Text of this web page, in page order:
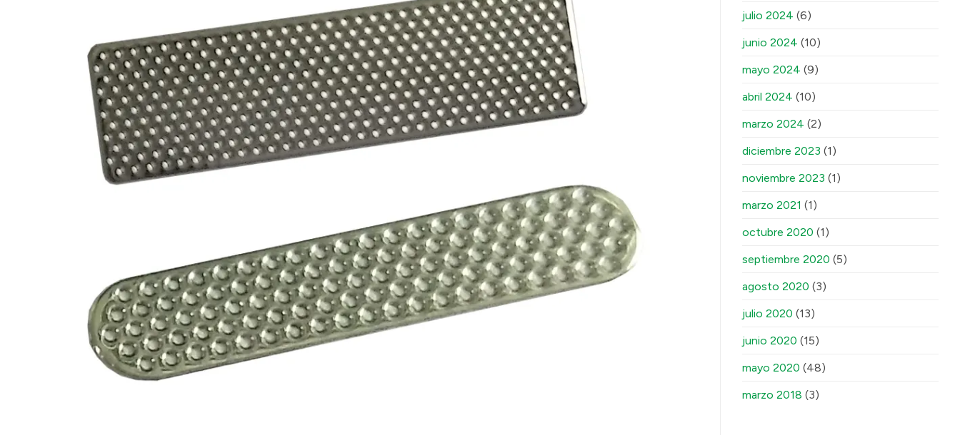
julio 2024 (6)
junio 2024 (10)
mayo 2024 (9)
abril 2024 (10)
marzo 2024 (2)
diciembre 2023 (1)
noviembre 2023 (1)
marzo 2021 (1)
octubre 2020 (1)
septiembre 2020 (5)
agosto 2020 (3)
julio 2020 (13)
junio 2020 (15)
mayo 2020 (48)
marzo 2018 (3)